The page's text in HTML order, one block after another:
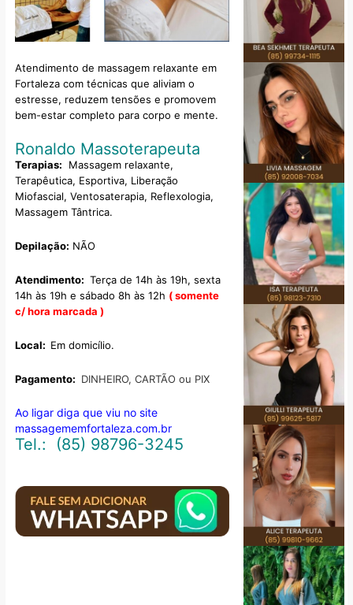
Atendimento de massagem relaxante em
Fortaleza com técnicas que aliviam o
estresse, reduzem tensões e promovem
bem-estar completo para corpo e mente.
Ronaldo Massoterapeuta
Terapias: Massagem relaxante,
Terapêutica, Esportiva, Liberação
Miofascial, Ventosaterapia, Reflexologia,
Massagem Tântrica.
Depilação: NÃO
Atendimento: Terça de 14h às 19h, sexta
14h às 19h e sábado 8h às 12h ( somente
c/ hora marcada )
Local: Em domicílio.
Pagamento: DINHEIRO, CARTÃO ou PIX
Ao ligar diga que viu no site
massagememfortaleza.com.br
Tel.: (85) 98796-3245